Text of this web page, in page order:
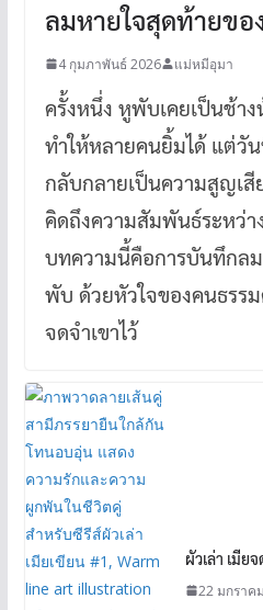
ลมหายใจสุดท้ายข
4 กุมภาพันธ์ 2026 แม่หมีอุมา
ครั้งหนึ่ง หูพับเคยเป็นช้า
ทำให้หลายคนยิ้มได้ แต่วัน
กลับกลายเป็นความสูญเสี
คิดถึงความสัมพันธ์ระหว่า
บทความนี้คือการบันทึกล
พับ ด้วยหัวใจของคนธรร
จดจำเขาไว้
ผัวเล่า เมีย
22 มกราค